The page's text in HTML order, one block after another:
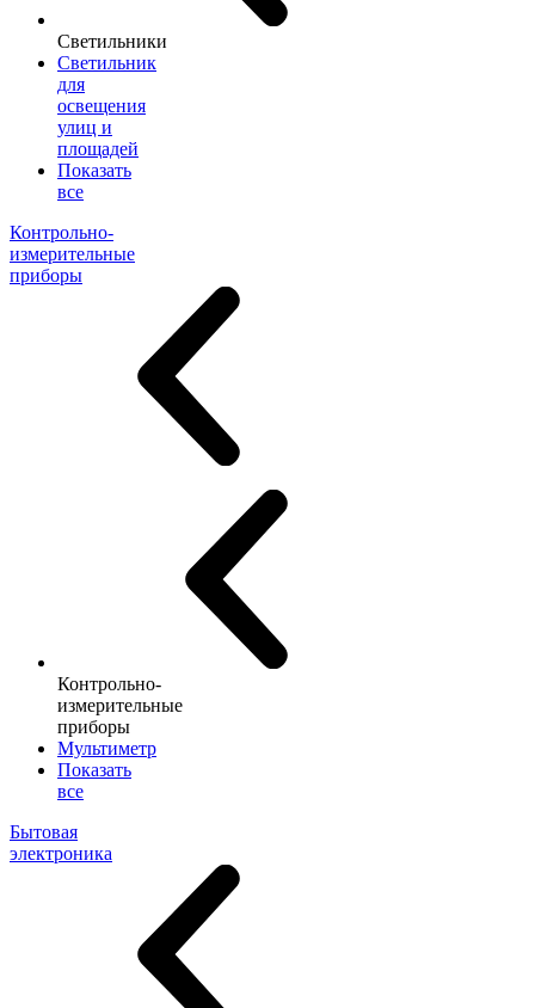
Светильники
Светильник
для
освещения
улиц и
площадей
Показать
все
Контрольно-
измерительные
приборы
Контрольно-
измерительные
приборы
Мультиметр
Показать
все
Бытовая
электроника